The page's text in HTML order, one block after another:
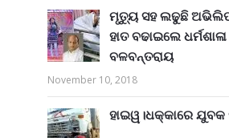
ମୃତ୍ୟୁ ସହ ଲଢୁଛି
ହାତ ବଢାଇଲେ
ବଳବନ୍ତରାୟ
November 10, 2018
ହାଇୱ।ଧକ୍କାରେ